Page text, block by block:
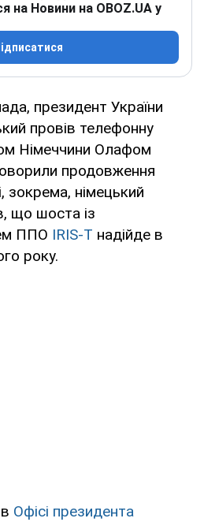
на Новини на OBOZ.UA у
президент України
провів телефонну
Німеччини Олафом
продовження
зокрема, німецький
що шоста із
ППО IRIS-T надійде в
року.
Офісі президента